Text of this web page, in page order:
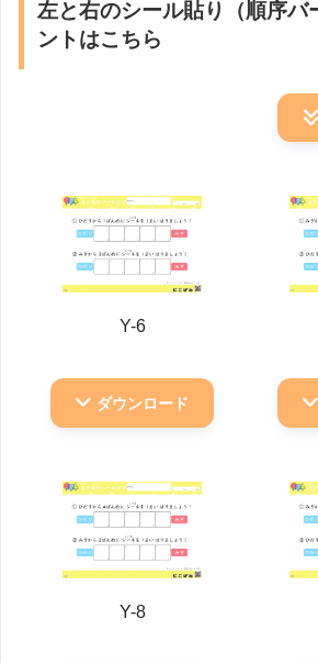
左と右のシール貼り（順序バ
ントはこちら
Y-6
ダウンロード
Y-8